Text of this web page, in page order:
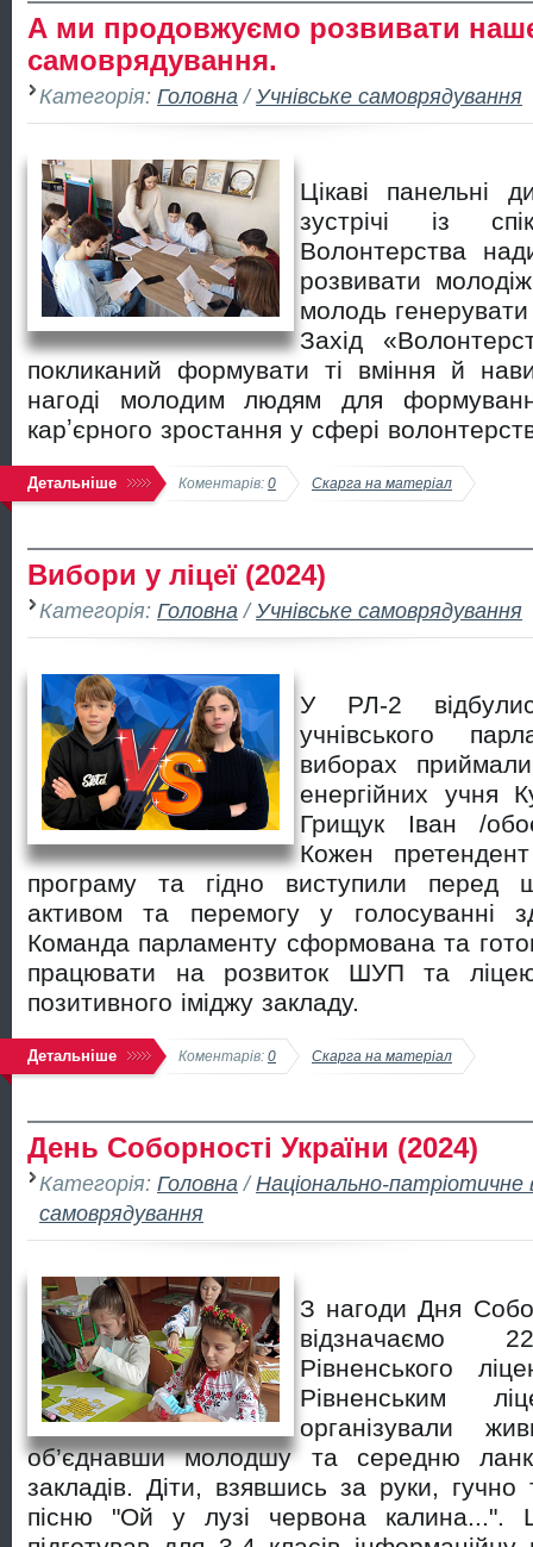
А ми продовжуємо розвивати
самоврядування.
Категорія: Головна /Учнівське самоврядування
Цікаві панельні
зустрічі із
Волонтерства
розвивати
молодь
Захід
покликаний формувати ті вміння й
нагоді молодим людям для
карʼєрного зростання у сфері
Детальніше Коментарів: 0 Скарга на матеріал
Вибори у ліцеї (2024)
Категорія: Головна /Учнівське самоврядування
У РЛ-2
учнівського
виборах
енергійних учня
Грищук Іван /
Кожен
програму та гідно виступили перед
активом та перемогу у голосуванні
Команда парламенту сформована та
працювати на розвиток ШУП та
позитивного іміджу закладу.
Детальніше Коментарів: 0 Скарга на матеріал
День Соборності України (2024)
Категорія: Головна/Національно-патріотичне
самоврядування
З нагоди Дня
відзначаємо
Рівненського
Рівненським
організували
об’єднавши молодшу та середню
закладів. Діти, взявшись за руки, гучно
пісню "Ой у лузі червона калина...".